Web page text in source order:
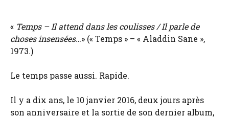
« Temps – Il attend dans les coulisses / Il parle de
choses insensées…» (« Temps » – « Aladdin Sane »,
1973.)
Le temps passe aussi. Rapide.
Il y a dix ans, le 10 janvier 2016, deux jours après
son anniversaire et la sortie de son dernier album,